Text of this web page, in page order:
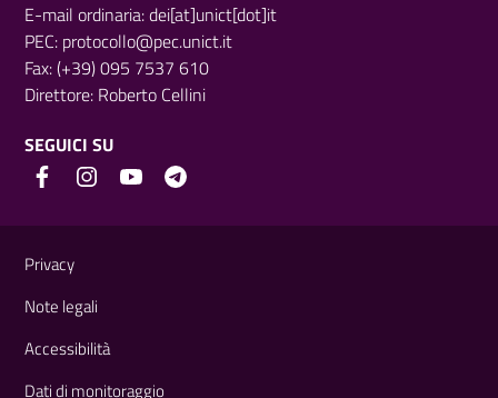
E-mail ordinaria: dei[at]unict[dot]it
PEC: protocollo@pec.unict.it
Fax: (+39) 095 7537 610
Direttore: Roberto Cellini
SEGUICI SU
Privacy
Note legali
Accessibilità
Dati di monitoraggio